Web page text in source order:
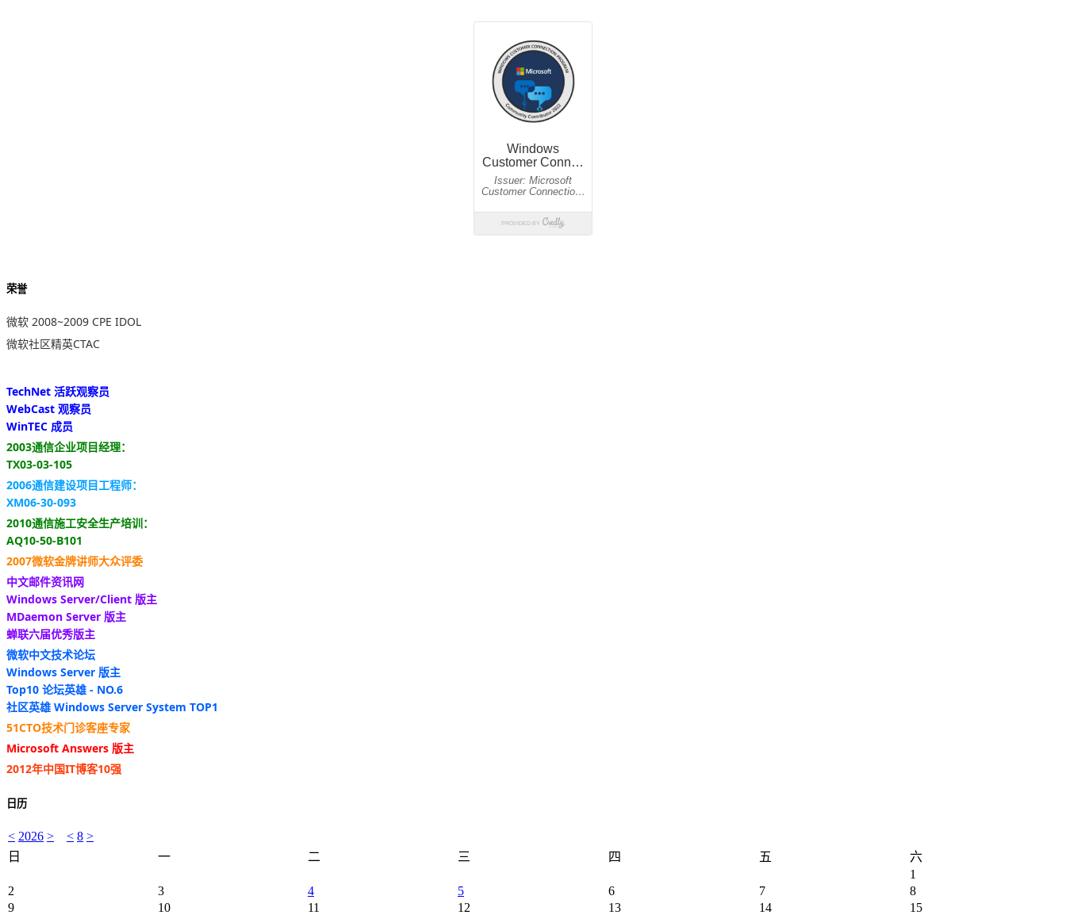
荣誉
微软 2008~2009 CPE IDOL
微软社区精英CTAC
TechNet 活跃观察员
WebCast 观察员
WinTEC 成员
2003通信企业项目经理：
TX03-03-105
2006通信建设项目工程师：
XM06-30-093
2010通信施工安全生产培训：
AQ10-50-B101
2007微软金牌讲师大众评委
中文邮件资讯网
Windows Server/Client 版主
MDaemon Server 版主
蝉联六届优秀版主
微软中文技术论坛
Windows Server 版主
Top10 论坛英雄 - NO.6
社区英雄 Windows Server System TOP1
51CTO技术门诊客座专家
Microsoft Answers 版主
2012年中国IT博客10强
日历
< 2026 > < 8 >
日
一 二 三 四 五
六
1
2
3 4 5 6 7
8
9
10 11 12 13 14 15